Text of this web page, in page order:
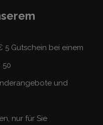
5 Gutschein bei einem
50
und
nur für Sie